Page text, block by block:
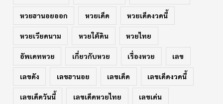
หวยฮานอยออก หวยเด็ด หวยเด็ดงวดนี้
หวยเวียดนาม หวยใต้ดิน หวยไทย
อัพเดทหวย เกี่ยวกับหวย เรื่องหวย เลข
เลขดัง เลขฮานอย เลขเด็ด เลขเด็ดงวดนี้
เลขเด็ดวันนี้ เลขเด็ดหวยไทย เลขเด่น